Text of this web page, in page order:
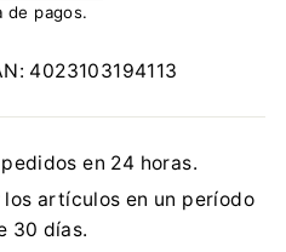
de pagos.
4023103194113
en 24 horas.
artículos en un período
30 días.